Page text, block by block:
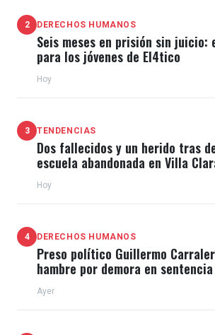
2 DERECHOS HUMANOS
Seis meses en prisión sin juicio:
para los jóvenes de El4tico
Hoy
3 TENDENCIAS
Dos fallecidos y un herido tras
escuela abandonada en Villa
Hoy
4 DERECHOS HUMANOS
Preso político Guillermo
hambre por demora en
de El Típico
Ayer